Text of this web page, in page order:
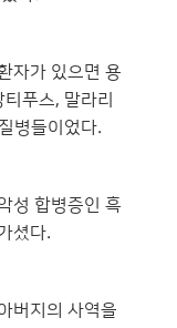
자가 있으면 용
푸스, 말라리
병들이었다.
성 합병증인 흑
셨다.
버지의 사역을